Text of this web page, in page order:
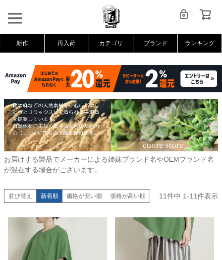
新作 再入荷 カテゴリ ブランド ランキング
お届けする製品でメーカーによる姉妹ブランド名やOEMブランド名
が混在する場合がございます。
並び替え 新着順 価格が安い順 価格が高い順 11件中 1-11件表示